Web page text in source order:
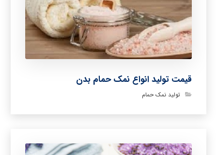
قیمت تولید انواع نمک حمام بدن
تولید نمک حمام